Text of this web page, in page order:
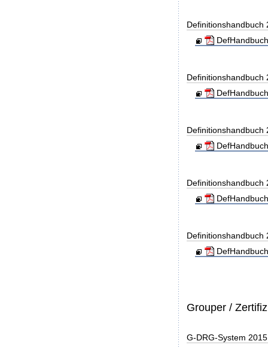
Definitionshandbuch
Definitionshandbuch
Definitionshandbuch
Definitionshandbuch
Definitionshandbuch
Grouper /
G-DRG-System